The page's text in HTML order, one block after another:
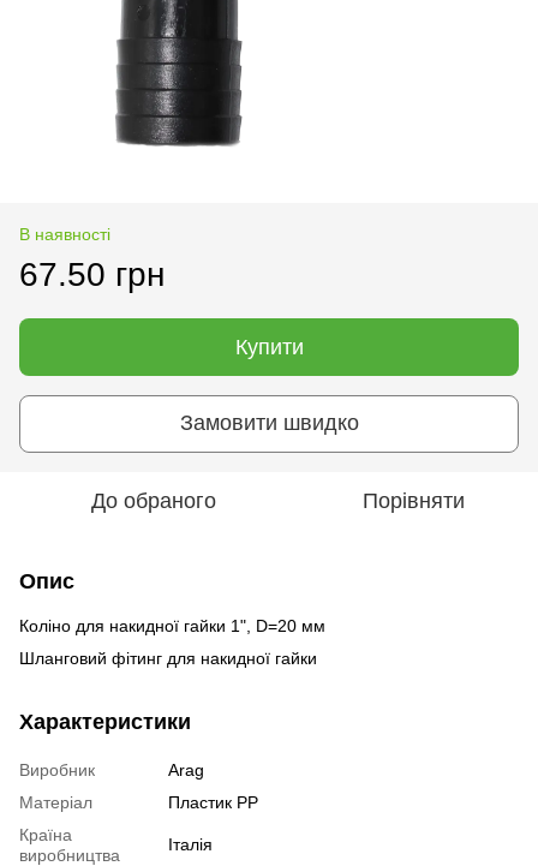
В наявності
67.50 грн
Купити
Замовити швидко
До обраного Порівняти
Опис
Коліно для накидної гайки 1", D=20 мм
Шланговий фітинг для накидної гайки
Характеристики
Виробник
Arag
Матеріал
Пластик РР
Країна
виробництва
Італія